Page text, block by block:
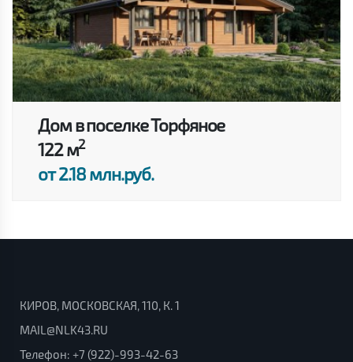
Дом в поселке Торфяное
122 м2
от 2.18 млн.руб.
КИРОВ, МОСКОВСКАЯ, 110, К. 1
MAIL@NLK43.RU
Телефон: +7 (922)-993-42-63